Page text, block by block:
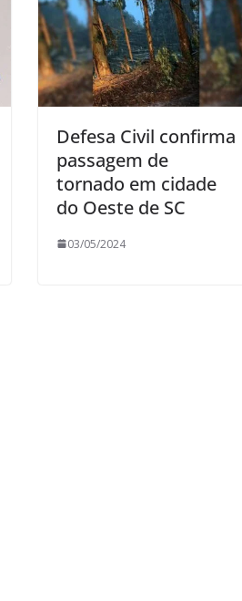
Defesa Civil confirma
passagem de
tornado em cidade
do Oeste de SC
03/05/2024